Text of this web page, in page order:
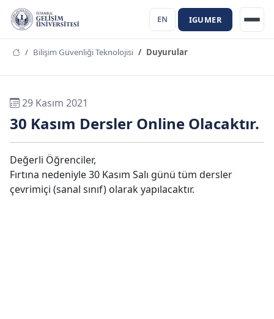
EN IGUMER
Bilişim Güvenliği Teknolojisi Duyurular
29 Kasım 2021
30 Kasım Dersler Online Olacaktır.
Değerli Öğrenciler,
Fırtına nedeniyle 30 Kasım Salı günü tüm dersler
çevrimiçi (sanal sınıf) olarak yapılacaktır.